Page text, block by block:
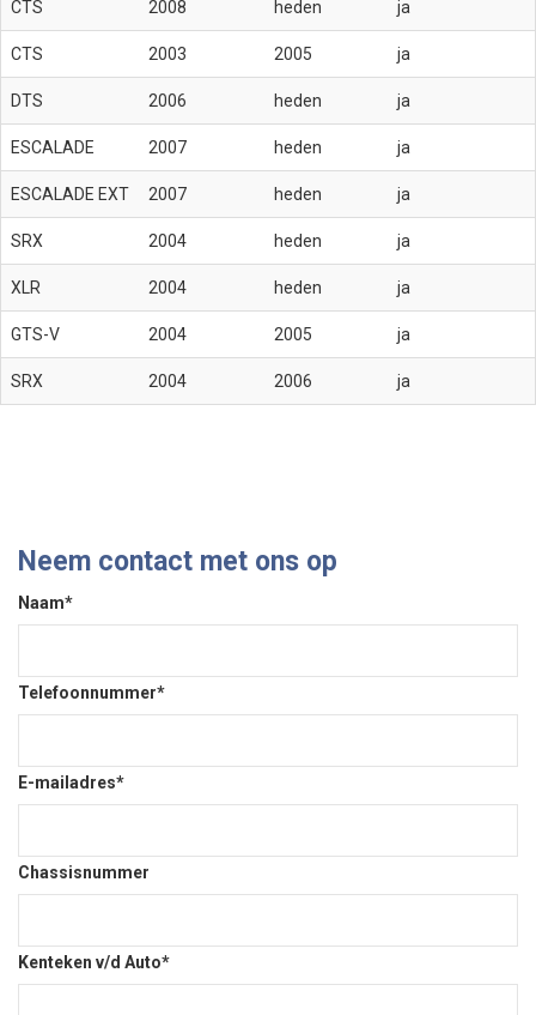
CTS 2008 heden ja
CTS 2003 2005 ja
DTS 2006 heden ja
ESCALADE 2007 heden ja
ESCALADE EXT 2007 heden ja
SRX 2004 heden ja
XLR 2004 heden ja
GTS-V 2004 2005 ja
SRX 2004 2006 ja
Neem contact met ons op
Naam*
Telefoonnummer*
E-mailadres*
Chassisnummer
Kenteken v/d Auto*